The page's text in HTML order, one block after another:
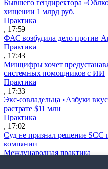
Бывшего гендиректора
хищении 1 млрд руб.
Практика
, 17:59
ФАС возбудила дело против
Практика
, 17:43
Минцифры хочет
системных помощников с ИИ
Практика
, 17:33
Экс-совладельца «Азбуки
растрате $11 млн
Практика
, 17:02
Суд не признал решение SCC
компании
Международная практика